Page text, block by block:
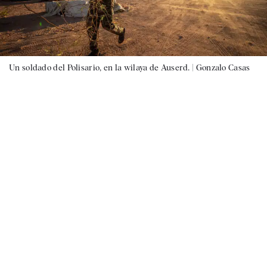
Un soldado del Polisario, en la wilaya de Auserd. | Gonzalo Casas